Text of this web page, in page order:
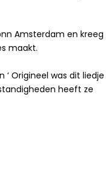
Amsterdam en kreeg
maakt.
‘ Origineel was dit liedje
heeft ze